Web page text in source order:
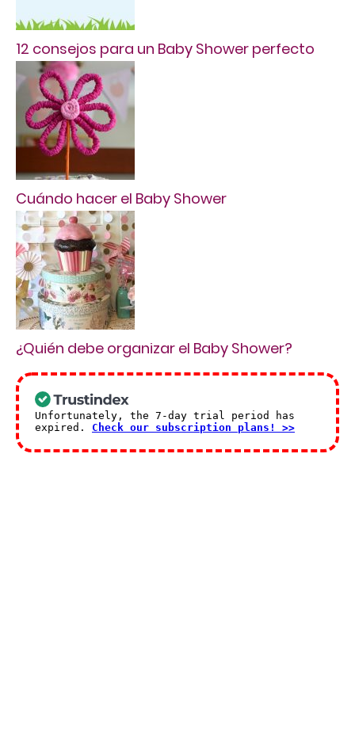
12 consejos para un Baby Shower perfecto
Cuándo hacer el Baby Shower
¿Quién debe organizar el Baby Shower?